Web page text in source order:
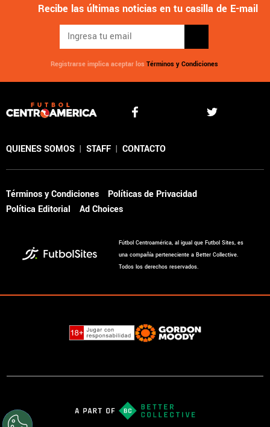
Recibe las últimas noticias en tu casilla de E-mail
Registrarse implica aceptar los Términos y Condiciones
QUIENES SOMOS | STAFF | CONTACTO
Términos y Condiciones
Políticas de Privacidad
Política Editorial
Ad Choices
Fútbol Centroamérica, al igual que Futbol Sites, es
una compañía perteneciente a Better Collective.
Todos los derechos reservados.